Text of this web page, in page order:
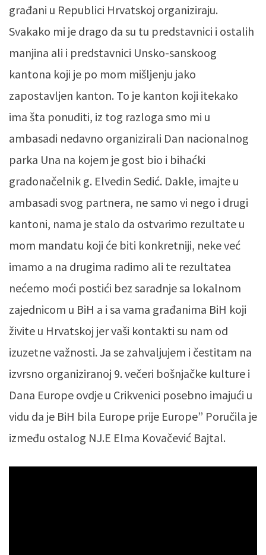
građani u Republici Hrvatskoj organiziraju.
Svakako mi je drago da su tu predstavnici i ostalih
manjina ali i predstavnici Unsko-sanskoog
kantona koji je po mom mišljenju jako
zapostavljen kanton. To je kanton koji itekako
ima šta ponuditi, iz tog razloga smo mi u
ambasadi nedavno organizirali Dan nacionalnog
parka Una na kojem je gost bio i bihaćki
gradonačelnik g. Elvedin Sedić. Dakle, imajte u
ambasadi svog partnera, ne samo vi nego i drugi
kantoni, nama je stalo da ostvarimo rezultate u
mom mandatu koji će biti konkretniji, neke već
imamo a na drugima radimo ali te rezultatea
nećemo moći postići bez saradnje sa lokalnom
zajednicom u BiH a i sa vama građanima BiH koji
živite u Hrvatskoj jer vaši kontakti su nam od
izuzetne važnosti. Ja se zahvaljujem i čestitam na
izvrsno organiziranoj 9. večeri bošnjačke kulture i
Dana Europe ovdje u Crikvenici posebno imajući u
vidu da je BiH bila Europe prije Europe” Poručila je
između ostalog NJ.E Elma Kovačević Bajtal.